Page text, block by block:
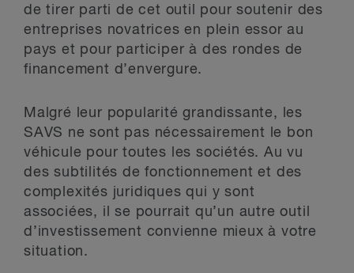
de tirer parti de cet outil pour soutenir des
entreprises novatrices en plein essor au
pays et pour participer à des rondes de
financement d’envergure.
Malgré leur popularité grandissante, les
SAVS ne sont pas nécessairement le bon
véhicule pour toutes les sociétés. Au vu
des subtilités de fonctionnement et des
complexités juridiques qui y sont
associées, il se pourrait qu’un autre outil
d’investissement convienne mieux à votre
situation.